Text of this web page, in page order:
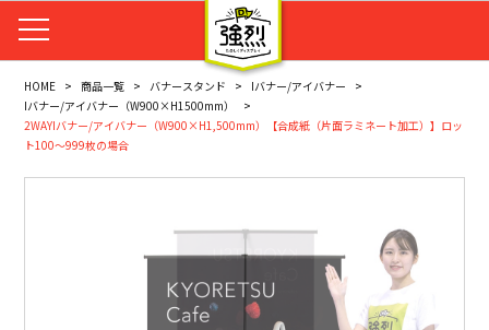
HOME 商品一覧 バナースタンド
Iバナー/アイバナー
Iバナー/アイバナー（W900×H1500mm）
2WAYIバナー/アイバナー（W900×H1,500mm）【合成紙（片面ラミネート加工）】ロッ
ト100～999枚の場合